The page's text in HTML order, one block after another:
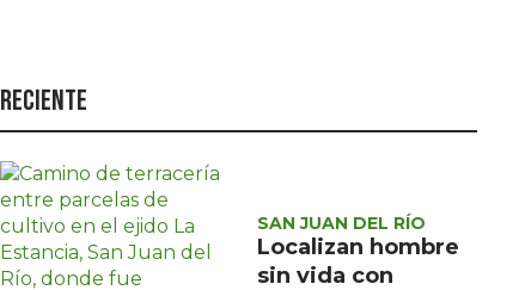
Política
Turismo
Asuntos Sociales
Reciente
SAN JUAN DEL RÍO
Localizan hombre
sin vida con